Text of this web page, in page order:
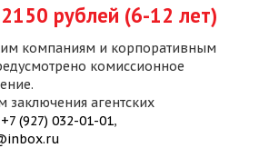
рублей (6-12 лет)
компаниям и корпоративным
комиссионное
заключения агентских
+7 (927) 032-01-01,